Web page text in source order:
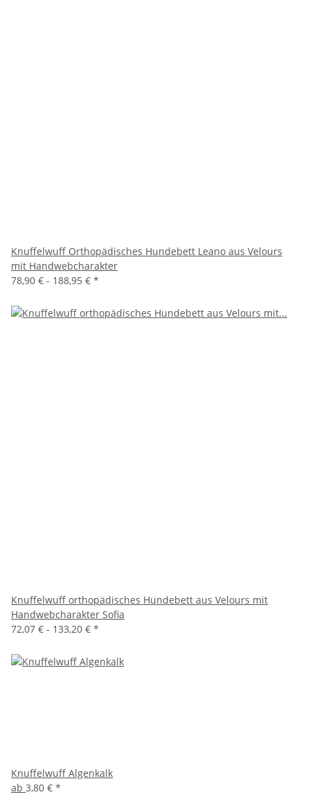
Knuffelwuff Orthopädisches Hundebett Leano aus Velours
mit Handwebcharakter
78,90 € - 188,95 € *
Knuffelwuff orthopädisches Hundebett aus Velours mit
Handwebcharakter Sofia
72,07 € - 133,20 € *
Knuffelwuff Algenkalk
ab 3,80 € *